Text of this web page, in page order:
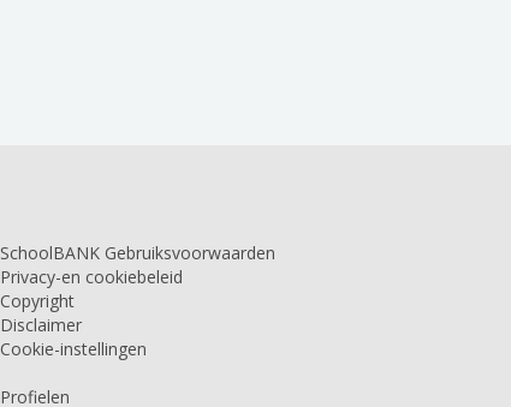
SchoolBANK Gebruiksvoorwaarden
Privacy-en cookiebeleid
Copyright
Disclaimer
Cookie-instellingen
Profielen